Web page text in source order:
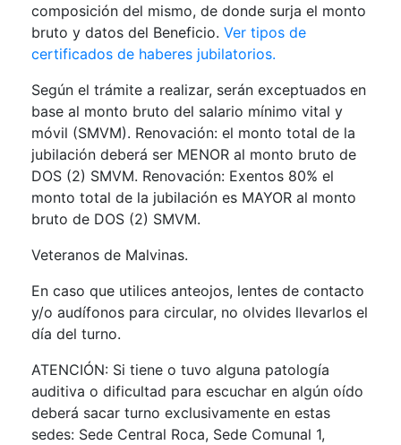
composición del mismo, de donde surja el monto
bruto y datos del Beneficio. Ver tipos de
certificados de haberes jubilatorios.
Según el trámite a realizar, serán exceptuados en
base al monto bruto del salario mínimo vital y
móvil (SMVM). Renovación: el monto total de la
jubilación deberá ser MENOR al monto bruto de
DOS (2) SMVM. Renovación: Exentos 80% el
monto total de la jubilación es MAYOR al monto
bruto de DOS (2) SMVM.
Veteranos de Malvinas.
En caso que utilices anteojos, lentes de contacto
y/o audífonos para circular, no olvides llevarlos el
día del turno.
ATENCIÓN: Si tiene o tuvo alguna patología
auditiva o dificultad para escuchar en algún oído
deberá sacar turno exclusivamente en estas
sedes: Sede Central Roca, Sede Comunal 1,